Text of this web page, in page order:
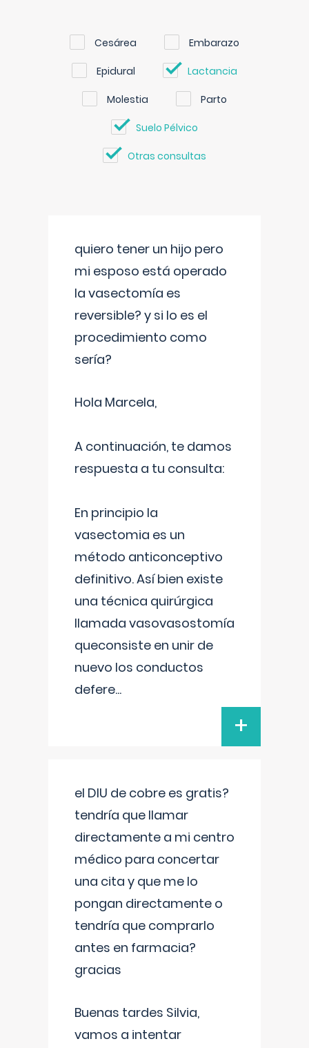
Cesárea Embarazo
Epidural Lactancia
Molestia Parto
Suelo Pélvico
Otras consultas
quiero tener un hijo pero
mi esposo está operado
la vasectomía es
reversible? y si lo es el
procedimiento como
sería?
Hola Marcela,
A continuación, te damos
respuesta a tu consulta:
En principio la
vasectomia es un
método anticonceptivo
definitivo. Así bien existe
una técnica quirúrgica
llamada vasovasostomía
queconsiste en unir de
nuevo los conductos
defere...
+
el DIU de cobre es gratis?
tendría que llamar
directamente a mi centro
médico para concertar
una cita y que me lo
pongan directamente o
tendría que comprarlo
antes en farmacia?
gracias
Buenas tardes Silvia,
vamos a intentar